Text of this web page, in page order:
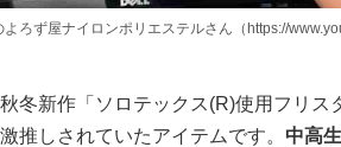
ろず屋ナイロンポリエステルさん（https://
冬新作「ソロテックス(R)使用フリス
推しされていたアイテムです。 中高